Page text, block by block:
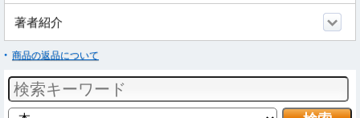
著者紹介
商品の返品について